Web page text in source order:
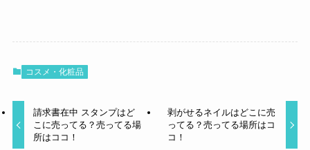
コスメ・化粧品
請求書在中 スタンプはど
こに売ってる？売ってる場
所はココ！
剥がせるネイルはどこに売
ってる？売ってる場所はコ
コ！